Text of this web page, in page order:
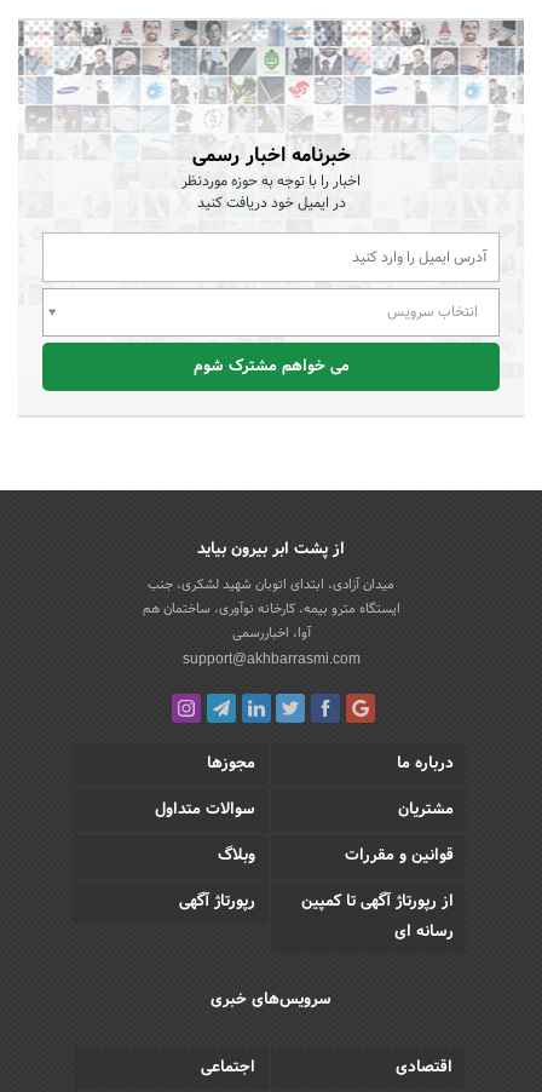
خبرنامه اخبار رسمی
اخبار را با توجه به حوزه موردنظر
در ایمیل خود دریافت کنید
انتخاب سرویس
می خواهم مشترک شوم
از پشت ابر بیرون بیاید
میدان آزادی، ابتدای اتوبان شهید لشکری، جنب
ایستگاه مترو بیمه، کارخانه نوآوری، ساختمان هم
آوا، اخباررسمی
support@akhbarrasmi.com
درباره ما
مجوزها
مشتریان
سوالات متداول
قوانین و مقررات
وبلاگ
از رپورتاژ آگهی تا کمپین
رسانه ای
رپورتاژ آگهی
سرویس‌های خبری
اقتصادی اجتماعی